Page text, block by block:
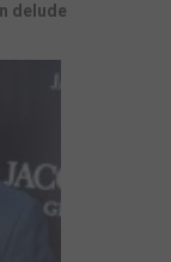
delude